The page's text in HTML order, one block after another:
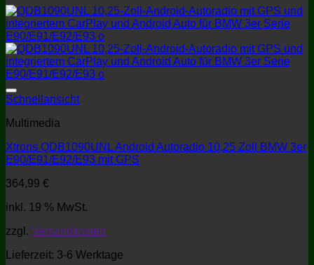
Schnellansicht
Multimedia
Xtrons QDB1090UNL Android Autoradio 10,25 Zoll BMW 3er
E90/E91/E92/E93 mit GPS
364,99 €
inkl. 19 % MwSt.
zzgl. Versandkosten
Lieferzeit: 3-6 Werktage